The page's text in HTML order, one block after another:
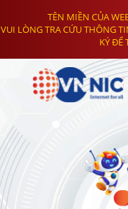
TÊN MIỀN CỦA
VUI LÒNG TRA CỨU THÔNG
KÝ ĐỂ